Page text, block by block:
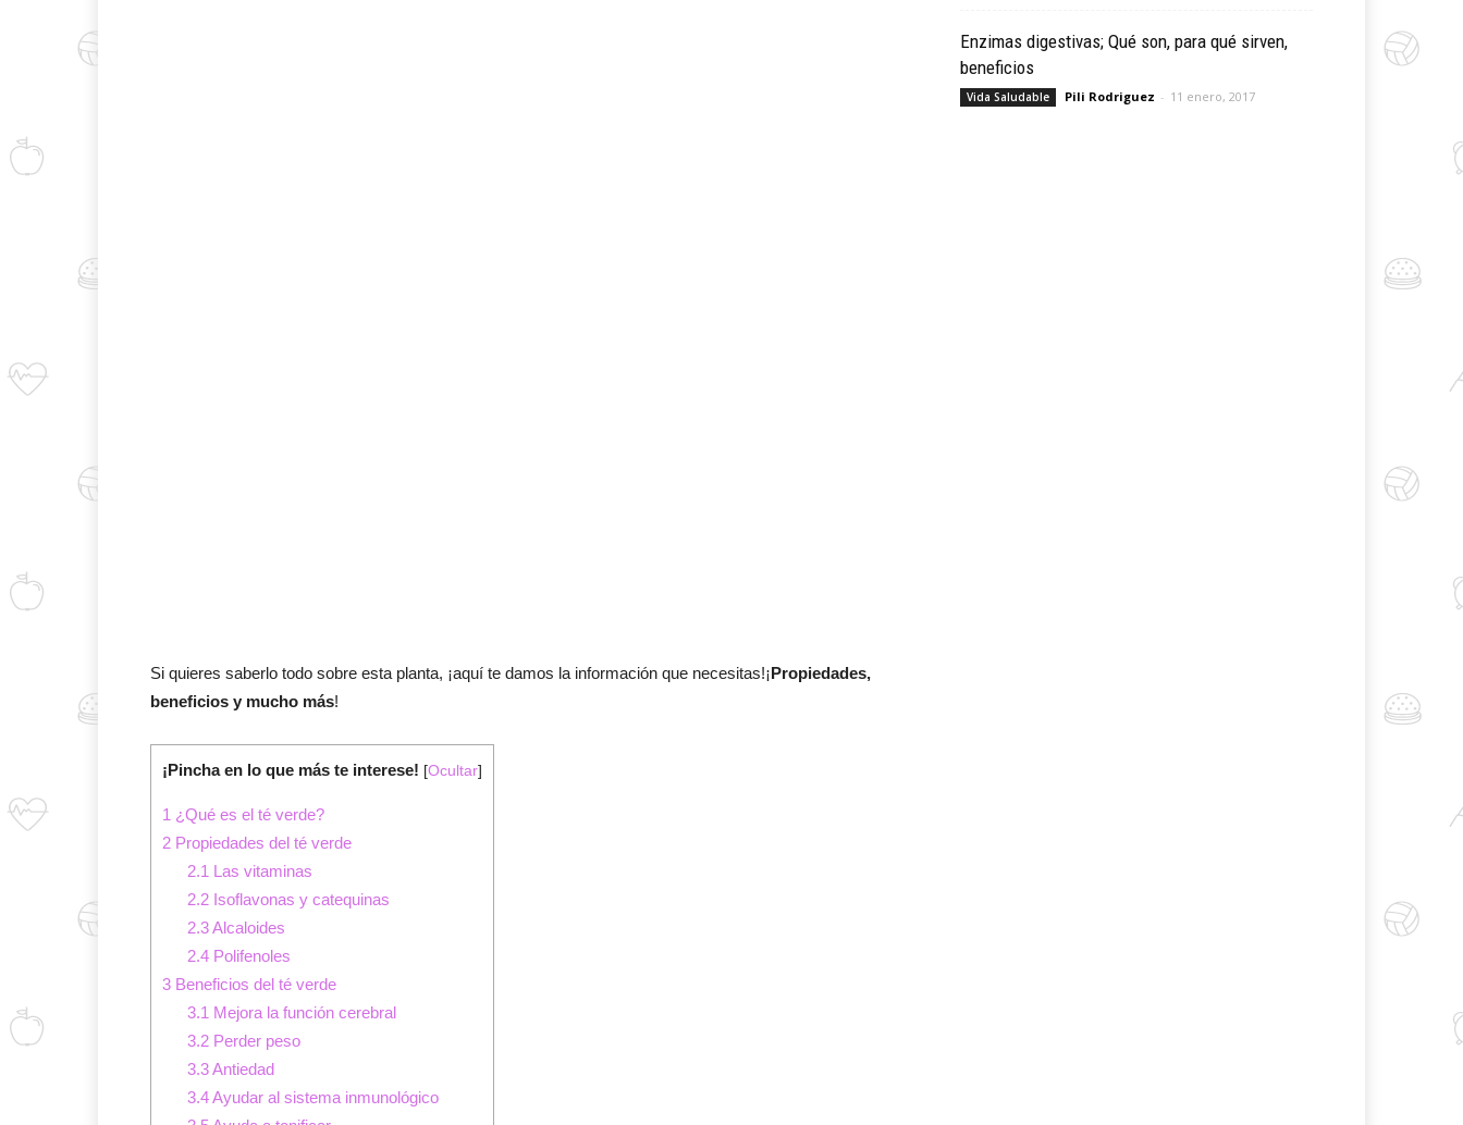
Si quieres saberlo todo sobre esta planta, ¡aquí te damos la información que necesitas!¡Propiedades,
beneficios y mucho más!
¡Pincha en lo que más te interese! [Ocultar]
1 ¿Qué es el té verde?
2 Propiedades del té verde
2.1 Las vitaminas
2.2Isoflavonas y catequinas
2.3Alcaloides
2.4Polifenoles
3 Beneficios del té verde
3.1 Mejora la función cerebral
3.2Perder peso
3.3Antiedad
3.4Ayudar al sistema inmunológico
Enzimas digestivas; Qué son, para qué sirven,
beneficios
Vida Saludable Pili Rodriguez - 11 enero, 2017